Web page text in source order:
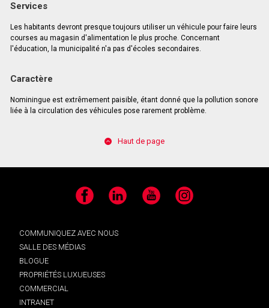
Services
Les habitants devront presque toujours utiliser un véhicule pour faire leurs
courses au magasin d'alimentation le plus proche. Concernant
l'éducation, la municipalité n'a pas d'écoles secondaires.
Caractère
Nominingue est extrêmement paisible, étant donné que la pollution sonore
liée à la circulation des véhicules pose rarement problème.
Haut de page
Facebook LinkedIn YouTube Instagram
COMMUNIQUEZ AVEC NOUS
SALLE DES MÉDIAS
BLOGUE
PROPRIÉTÉS LUXUEUSES
COMMERCIAL
INTRANET